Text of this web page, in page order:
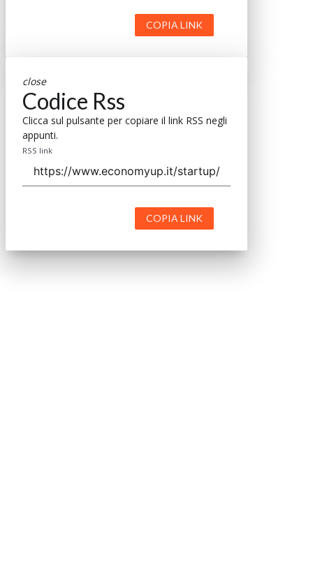
COPIA LINK
close
Codice Rss
Clicca sul pulsante per copiare il link RSS negli
appunti.
RSS link
COPIA LINK